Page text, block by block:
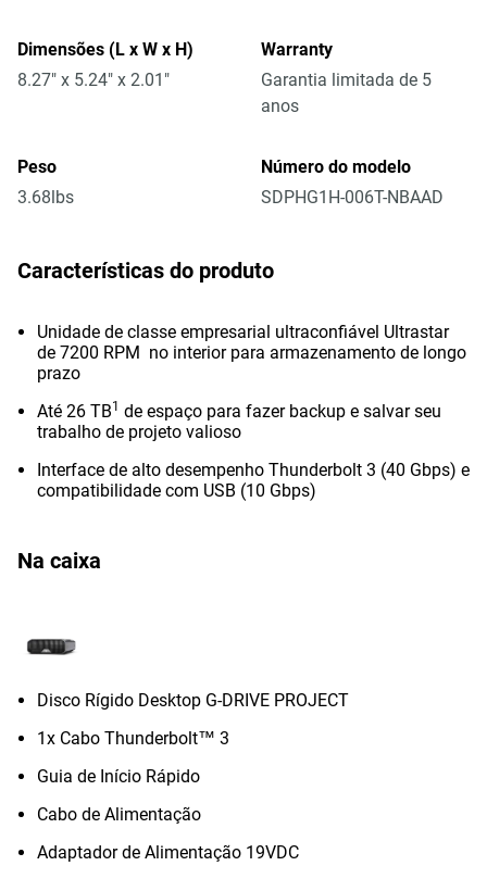
Dimensões (L x W x H)
8.27" x 5.24" x 2.01"
Warranty
Garantia limitada de 5
anos
Peso
3.68lbs
Número do modelo
SDPHG1H-006T-NBAAD
Características do produto
Unidade de classe empresarial ultraconfiável Ultrastar
de 7200 RPM no interior para armazenamento de longo
prazo
Até 26 TB1 de espaço para fazer backup e salvar seu
trabalho de projeto valioso
Interface de alto desempenho Thunderbolt 3 (40 Gbps) e
compatibilidade com USB (10 Gbps)
Na caixa
Disco Rígido Desktop G-DRIVE PROJECT
1x Cabo Thunderbolt™ 3
Guia de Início Rápido
Cabo de Alimentação
Adaptador de Alimentação 19VDC